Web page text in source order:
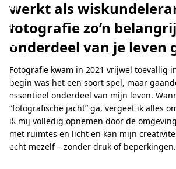
F
a
r
i
s
M
werkt als
fotografie zo’n
onderdeel van je leven
Fotografie kwam in 2021 vrijwel toevallig
begin was het een soort spel, maar
essentieel onderdeel van mijn leven.
“fotografische jacht” ga, vergeet ik alles
ik mij volledig opnemen door de
met ruimtes en licht en kan mijn
echt mezelf – zonder druk of beperkingen.